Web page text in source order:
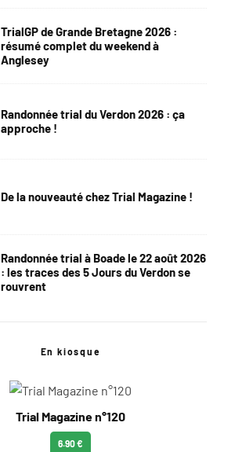
TrialGP de Grande Bretagne 2026 :
résumé complet du weekend à
Anglesey
Randonnée trial du Verdon 2026 : ça
approche !
De la nouveauté chez Trial Magazine !
Randonnée trial à Boade le 22 août 2026
: les traces des 5 Jours du Verdon se
rouvrent
En kiosque
Trial Magazine n°120
6.90 €